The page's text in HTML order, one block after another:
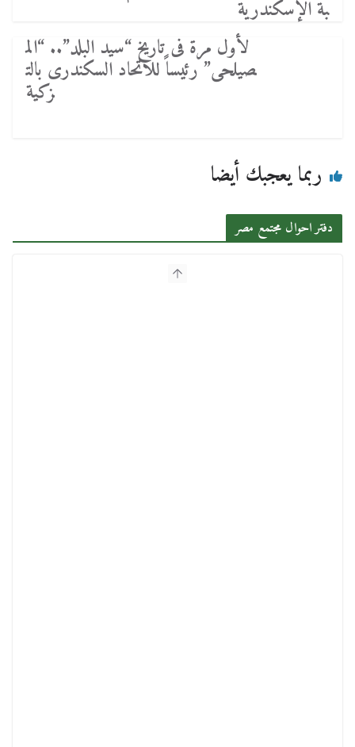
بة الإسكندرية
لأول مرة فى تاريخ “سيد البلد”.. “الم
صيلحى” رئيساً للاتحاد السكندرى بالت
زكية
ربما يعجبك أيضا
دفتر احوال مجتمع مصر